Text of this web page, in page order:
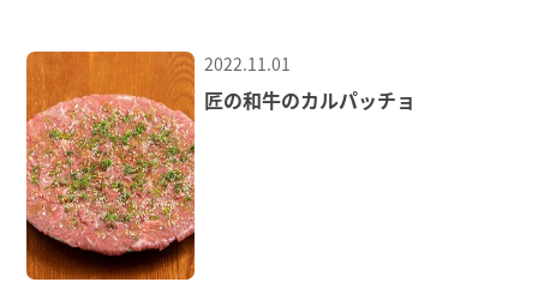
2022.11.01
匠の和牛のカルパッチョ